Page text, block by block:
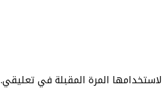
المرة المقبلة في تعليقي.